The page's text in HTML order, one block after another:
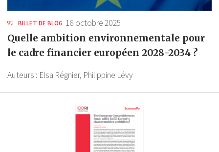
BILLET DE BLOG 16 octobre 2025
Quelle ambition environnementale pour
le cadre financier européen 2028-2034 ?
Auteurs : Elsa Régnier, Philippine Lévy